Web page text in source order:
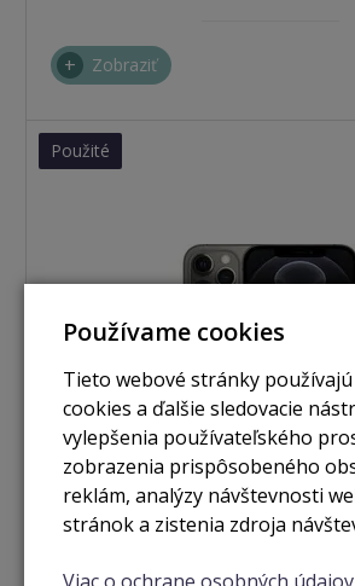
Zobraziť
Použité
Používame cookies
Tieto webové stránky
cookies a ďalšie sledovacie
vylepšenia používateľského
zobrazenia prispôsobeného
reklám, analýzy návštevnosti
stránok a zistenia zdroja